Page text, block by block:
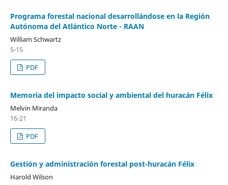
Programa forestal nacional desarrollándose en la Región
Autónoma del Atlántico Norte - RAAN
William Schwartz
5-15
PDF
Memoria del impacto social y ambiental del huracán Félix
Melvin Miranda
16-21
PDF
Gestión y administración forestal post-huracán Félix
Harold Wilson